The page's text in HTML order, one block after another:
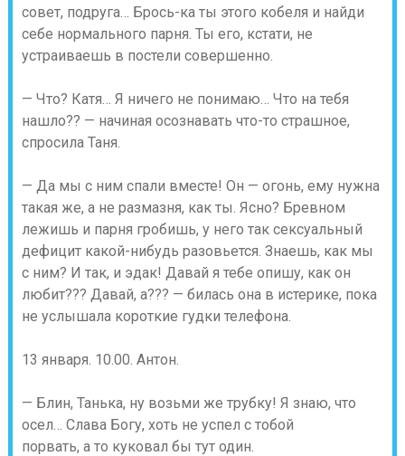
совет, подруга… Брось-ка ты этого кобеля и найди
себе нормального парня. Ты его, кстати, не
устраиваешь в постели совершенно.
— Что? Катя… Я ничего не понимаю… Что на тебя
нашло?? — начиная осознавать что-то страшное,
спросила Таня.
— Да мы с ним спали вместе! Он — огонь, ему нужна
такая же, а не размазня, как ты. Ясно? Бревном
лежишь и парня гробишь, у него так сексуальный
дефицит какой-нибудь разовьется. Знаешь, как мы
с ним? И так, и эдак! Давай я тебе опишу, как он
любит??? Давай, а??? — билась она в истерике, пока
не услышала короткие гудки телефона.
13 января. 10.00. Антон.
— Блин, Танька, ну возьми же трубку! Я знаю, что
осел… Слава Богу, хоть не успел с тобой
порвать, а то куковал бы тут один.